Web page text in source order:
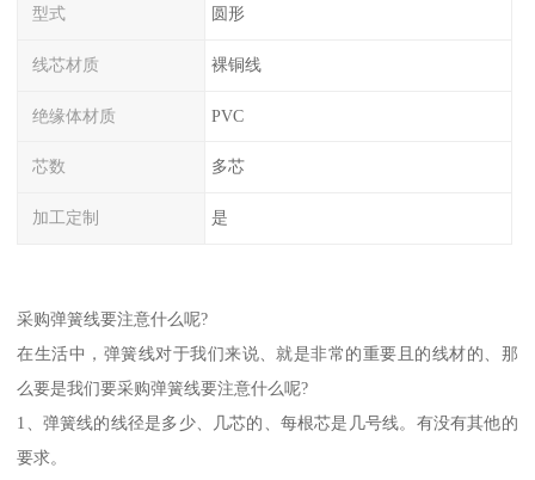
型式 圆形
线芯材质 裸铜线
绝缘体材质 PVC
芯数 多芯
加工定制 是
采购弹簧线要注意什么呢?
在生活中，弹簧线对于我们来说、就是非常的重要且的线材的、那
么要是我们要采购弹簧线要注意什么呢?
1、弹簧线的线径是多少、几芯的、每根芯是几号线。有没有其他的
要求。